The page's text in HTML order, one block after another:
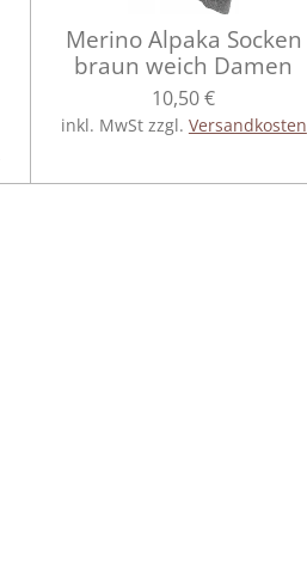
Merino Alpaka Socken
braun weich Damen
10,50 €
inkl. MwSt zzgl. Versandkosten